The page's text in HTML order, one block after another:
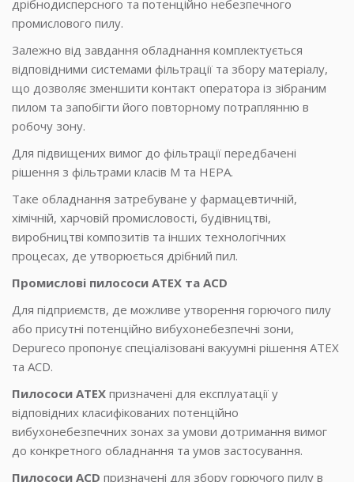
дрібнодисперсного та потенційно небезпечного
промислового пилу.
Залежно від завдання обладнання комплектується
відповідними системами фільтрації та збору матеріалу,
що дозволяє зменшити контакт оператора із зібраним
пилом та запобігти його повторному потраплянню в
робочу зону.
Для підвищених вимог до фільтрації передбачені
рішення з фільтрами класів M та HEPA.
Таке обладнання затребуване у фармацевтичній,
хімічній, харчовій промисловості, будівництві,
виробництві композитів та інших технологічних
процесах, де утворюється дрібний пил.
Промислові пилососи ATEX та ACD
Для підприємств, де можливе утворення горючого пилу
або присутні потенційно вибухонебезпечні зони,
Depureco пропонує спеціалізовані вакуумні рішення ATEX
та ACD.
Пилососи ATEX призначені для експлуатації у
відповідних класифікованих потенційно
вибухонебезпечних зонах за умови дотримання вимог
до конкретного обладнання та умов застосування.
Пилососи ACD призначені для збору горючого пилу в